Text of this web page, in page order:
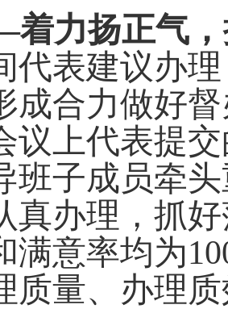
着力扬正气
代表建议办
成合力做好
议上代表提
班子成员牵
真办理，抓
满意率均为
质量、办理